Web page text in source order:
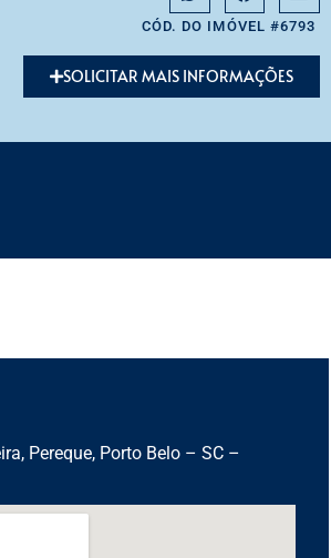
CÓD. DO IMÓVEL #6793
SOLICITAR MAIS INFORMAÇÕES
Pereque, Porto Belo – SC –